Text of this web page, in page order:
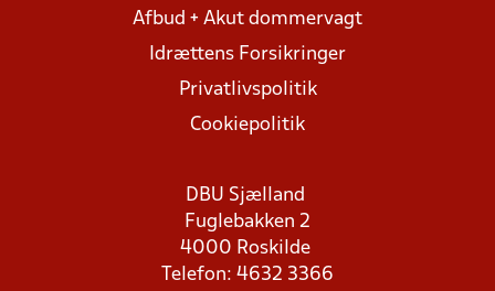
Afbud + Akut dommervagt
Idrættens Forsikringer
Privatlivspolitik
Cookiepolitik
DBU Sjælland
Fuglebakken 2
4000 Roskilde
Telefon: 4632 3366